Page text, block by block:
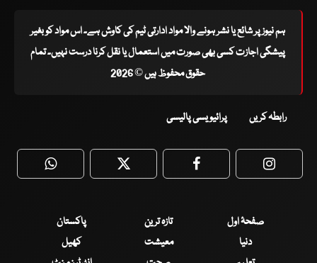
ہم نیوز پر شائع یا نشر ہونے والا مواد ادارتی ٹیم کی کاوش ہے۔ اس مواد کو بغیر
پیشگی اجازت کسی بھی صورت میں استعمال یا نقل کرنا درست نہیں۔ تمام
حقوق محفوظ ہیں © 2026
رابطہ کریں پرائیویسی پالیسی
WhatsApp Twitter Facebook
صفحۂ اول تازہ ترین
پاکستان
دنیا
معیشت
کھیل